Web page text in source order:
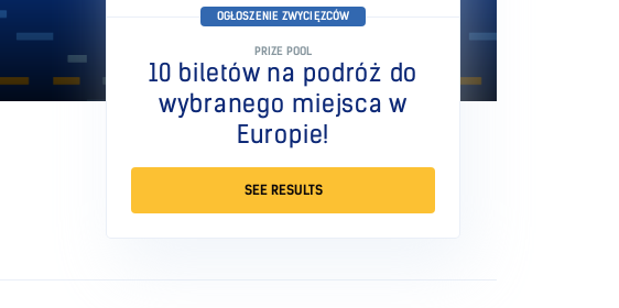
OGŁOSZENIE ZWYCIĘZCÓW
PRIZE POOL
10 biletów na podróż do
wybranego miejsca w
Europie!
SEE RESULTS